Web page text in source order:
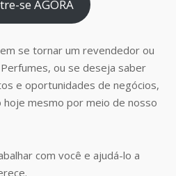
se AGORA
se tornar um revendedor ou
ou se deseja saber
e oportunidades de negócios,
mesmo por meio de nosso
com você e ajudá-lo a